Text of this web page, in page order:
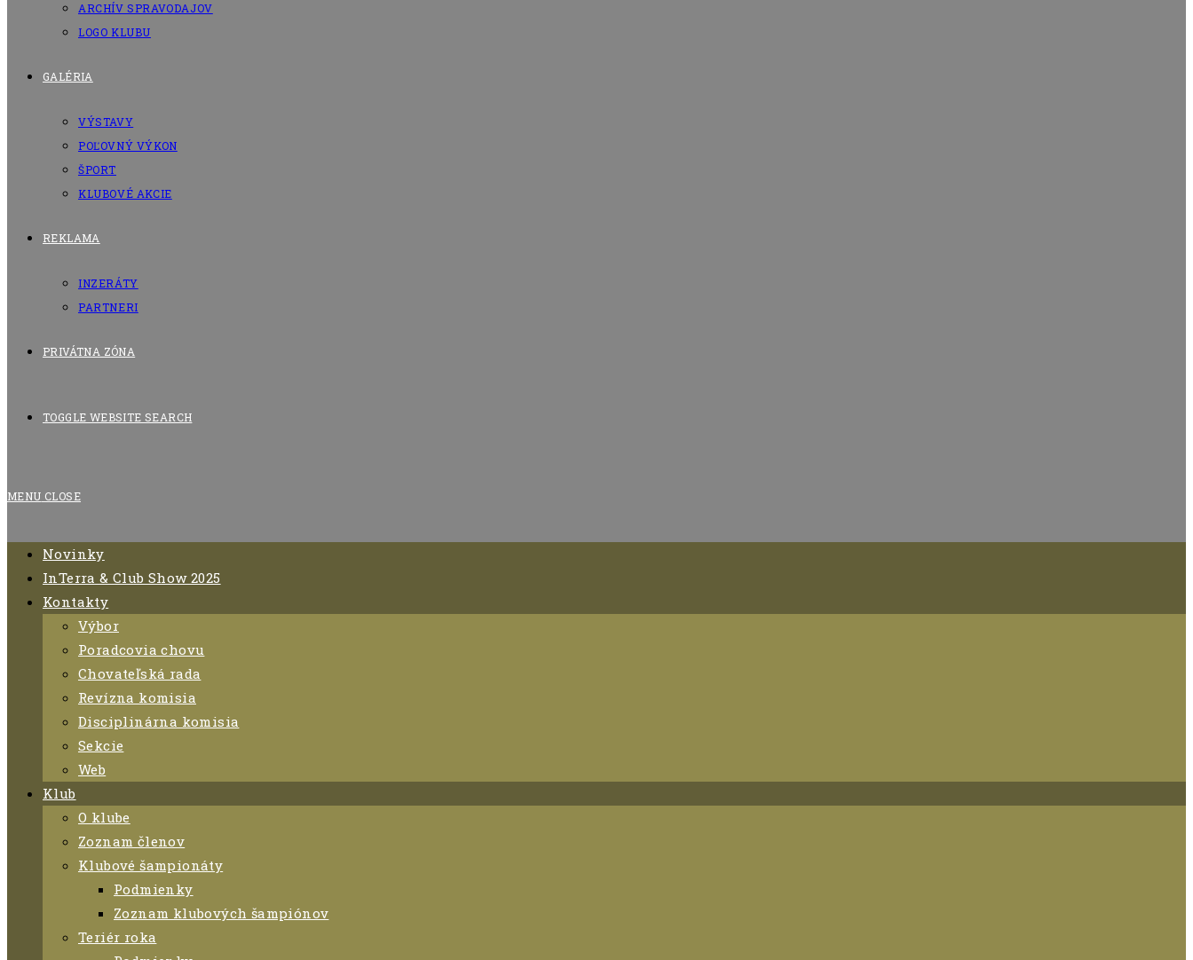
ARCHÍV SPRAVODAJOV
LOGO KLUBU
GALÉRIA
VÝSTAVY
POĽOVNÝ VÝKON
ŠPORT
KLUBOVÉ AKCIE
REKLAMA
INZERÁTY
PARTNERI
PRIVÁTNA ZÓNA
TOGGLE WEBSITE SEARCH
MENU CLOSE
Novinky
InTerra & Club Show 2025
Kontakty
Výbor
Poradcovia chovu
Chovateľská rada
Revízna komisia
Disciplinárna komisia
Sekcie
Web
Klub
O klube
Zoznam členov
Klubové šampionáty
Podmienky
Zoznam klubových šampiónov
Teriér roka